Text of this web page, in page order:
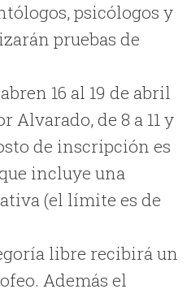
psicólogos y
pruebas de
16 al 19 de abril
Alvarado, de 8 a 11 y
de inscripción es
incluye una
(el límite es de
libre recibirá un
Además el